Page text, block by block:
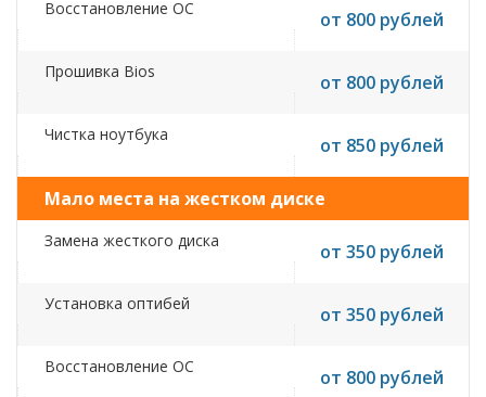
Восстановление ОС от 800 рублей
Прошивка Bios от 800 рублей
Чистка ноутбука от 850 рублей
Мало места на жестком диске
Замена жесткого диска от 350 рублей
Установка оптибей от 350 рублей
Восстановление ОС от 800 рублей